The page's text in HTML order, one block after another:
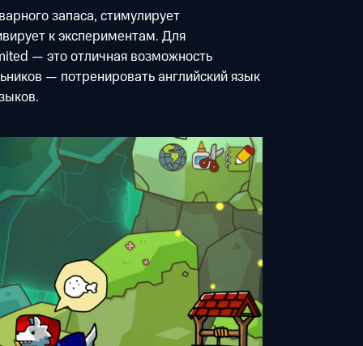
запаса, стимулирует
к экспериментам. Для
— это отличная возможность
— потренировать английский язык